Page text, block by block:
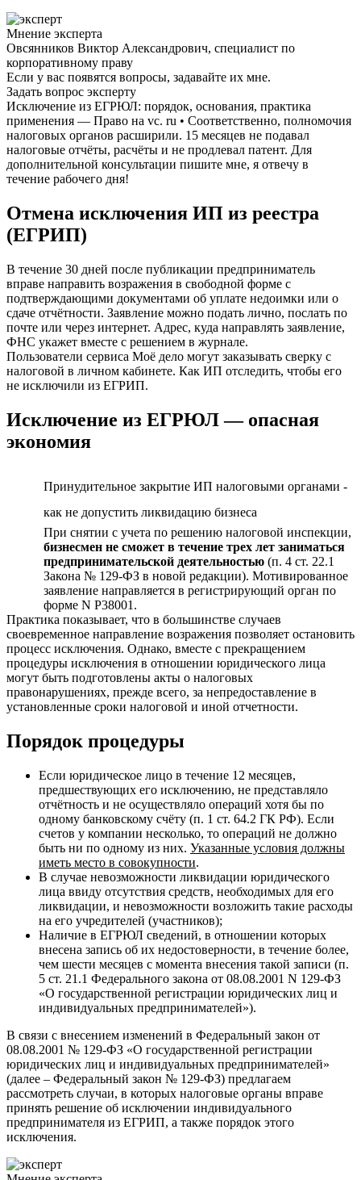
Мнение эксперта
Овсянников Виктор Александрович, специалист по
корпоративному праву
Если у вас появятся вопросы, задавайте их мне.
Задать вопрос эксперту
Исключение из ЕГРЮЛ: порядок, основания, практика
применения — Право на vc. ru • Соответственно, полномочия
налоговых органов расширили. 15 месяцев не подавал
налоговые отчёты, расчёты и не продлевал патент. Для
дополнительной консультации пишите мне, я отвечу в
течение рабочего дня!
Отмена исключения ИП из реестра
(ЕГРИП)
В течение 30 дней после публикации предприниматель
вправе направить возражения в свободной форме с
подтверждающими документами об уплате недоимки или о
сдаче отчётности. Заявление можно подать лично, послать по
почте или через интернет. Адрес, куда направлять заявление,
ФНС укажет вместе с решением в журнале.
Пользователи сервиса Моё дело могут заказывать сверку с
налоговой в личном кабинете. Как ИП отследить, чтобы его
не исключили из ЕГРИП.
Исключение из ЕГРЮЛ — опасная
экономия
Принудительное закрытие ИП налоговыми органами -
как не допустить ликвидацию бизнеса
При снятии с учета по решению налоговой инспекции,
бизнесмен не сможет в течение трех лет заниматься
предпринимательской деятельностью (п. 4 ст. 22.1
Закона № 129-ФЗ в новой редакции). Мотивированное
заявление направляется в регистрирующий орган по
форме N Р38001.
Практика показывает, что в большинстве случаев
своевременное направление возражения позволяет остановить
процесс исключения. Однако, вместе с прекращением
процедуры исключения в отношении юридического лица
могут быть подготовлены акты о налоговых
правонарушениях, прежде всего, за непредоставление в
установленные сроки налоговой и иной отчетности.
Порядок процедуры
Если юридическое лицо в течение 12 месяцев,
предшествующих его исключению, не представляло
отчётность и не осуществляло операций хотя бы по
одному банковскому счёту (п. 1 ст. 64.2 ГК РФ). Если
счетов у компании несколько, то операций не должно
быть ни по одному из них. Указанные условия должны
иметь место в совокупности.
В случае невозможности ликвидации юридического
лица ввиду отсутствия средств, необходимых для его
ликвидации, и невозможности возложить такие расходы
на его учредителей (участников);
Наличие в ЕГРЮЛ сведений, в отношении которых
внесена запись об их недостоверности, в течение более,
чем шести месяцев с момента внесения такой записи (п.
5 ст. 21.1 Федерального закона от 08.08.2001 N 129-ФЗ
«О государственной регистрации юридических лиц и
индивидуальных предпринимателей»).
В связи с внесением изменений в Федеральный закон от
08.08.2001 № 129‑ФЗ «О государственной регистрации
юридических лиц и индивидуальных предпринимателей»
(далее – Федеральный закон № 129‑ФЗ) предлагаем
рассмотреть случаи, в которых налоговые органы вправе
принять решение об исключении индивидуального
предпринимателя из ЕГРИП, а также порядок этого
исключения.